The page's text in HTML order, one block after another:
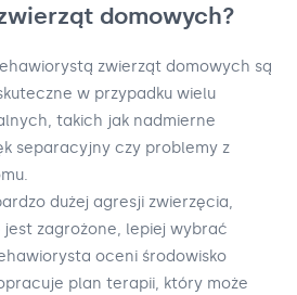
domowych?
zwierząt domowych są
w przypadku wielu
takich jak nadmierne
separacyjny czy problemy z
dużej agresji zwierzęcia,
zagrożone, lepiej wybrać
oceni środowisko
plan terapii, który może